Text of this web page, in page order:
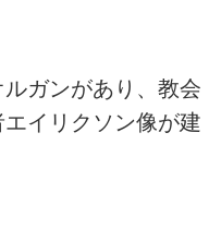
ガンがあり、教会
イリクソン像が建